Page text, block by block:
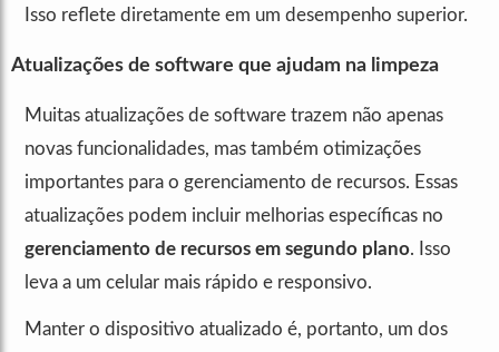
Isso reflete diretamente em um desempenho superior.
Atualizações de software que ajudam na limpeza
Muitas atualizações de software trazem não apenas
novas funcionalidades, mas também otimizações
importantes para o gerenciamento de recursos. Essas
atualizações podem incluir melhorias específicas no
gerenciamento de recursos em segundo plano. Isso
leva a um celular mais rápido e responsivo.
Manter o dispositivo atualizado é, portanto, um dos